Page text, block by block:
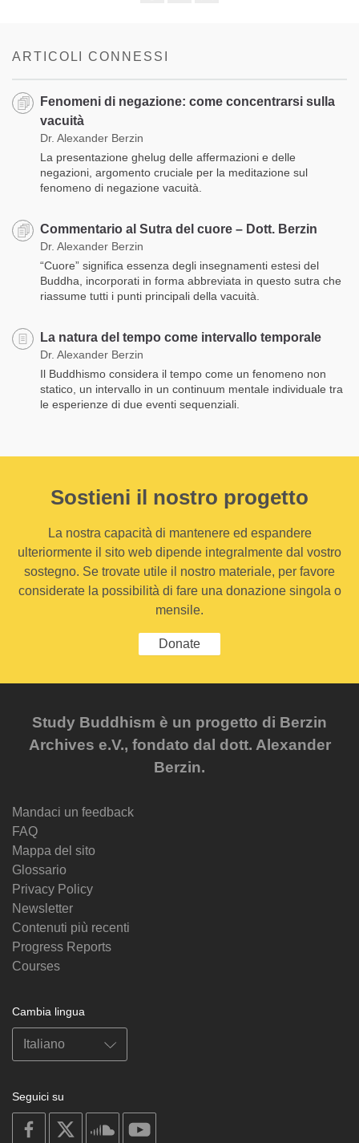
ARTICOLI CONNESSI
Fenomeni di negazione: come concentrarsi sulla
vacuità
Dr. Alexander Berzin
La presentazione ghelug delle affermazioni e delle
negazioni, argomento cruciale per la meditazione sul
fenomeno di negazione vacuità.
Commentario al Sutra del cuore – Dott. Berzin
Dr. Alexander Berzin
“Cuore” significa essenza degli insegnamenti estesi del
Buddha, incorporati in forma abbreviata in questo sutra che
riassume tutti i punti principali della vacuità.
La natura del tempo come intervallo temporale
Dr. Alexander Berzin
Il Buddhismo considera il tempo come un fenomeno non
statico, un intervallo in un continuum mentale individuale tra
le esperienze di due eventi sequenziali.
Sostieni il nostro progetto
La nostra capacità di mantenere ed espandere
ulteriormente il sito web dipende integralmente dal vostro
sostegno. Se trovate utile il nostro materiale, per favore
considerate la possibilità di fare una donazione singola o
mensile.
Donate
Study Buddhism è un progetto di Berzin
Archives e.V., fondato dal dott. Alexander
Berzin.
Mandaci un feedback
FAQ
Mappa del sito
Glossario
Privacy Policy
Newsletter
Contenuti più recenti
Progress Reports
Courses
Cambia lingua
Seguici su
on
facebook
soundcloud